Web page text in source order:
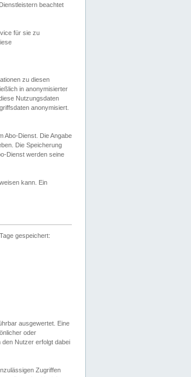
beachtet
für sie zu
zu diesen
in anonymisierter
Nutzungsdaten
anonymisiert.
Abo-Dienst. Die Angabe
Die Speicherung
Dienst werden seine
kann. Ein
gespeichert:
ausgewertet. Eine
oder
Nutzer erfolgt dabei
Zugriffen